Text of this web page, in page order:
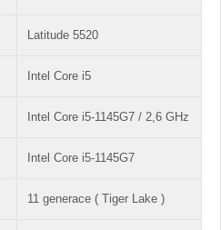
Latitude 5520
Intel Core i5
Intel Core i5-1145G7 / 2,6 GHz
Intel Core i5-1145G7
11 generace ( Tiger Lake )